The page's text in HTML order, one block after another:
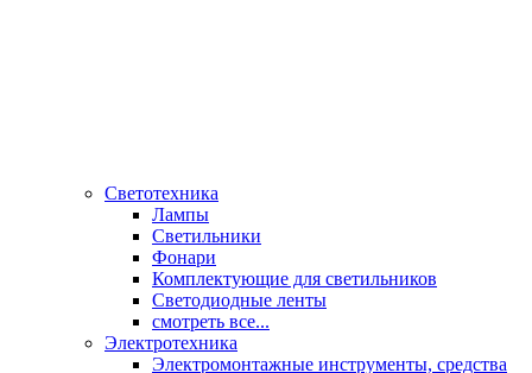
Светотехника
Лампы
Светильники
Фонари
Комплектующие для светильников
Светодиодные ленты
смотреть все...
Электротехника
Электромонтажные инструменты, средства